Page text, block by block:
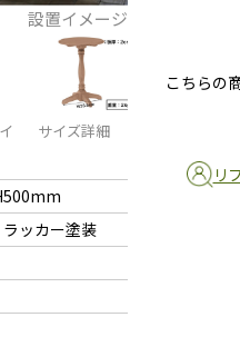
設置イメージ
サイズ詳細
ッカー塗装
こちらの
リ